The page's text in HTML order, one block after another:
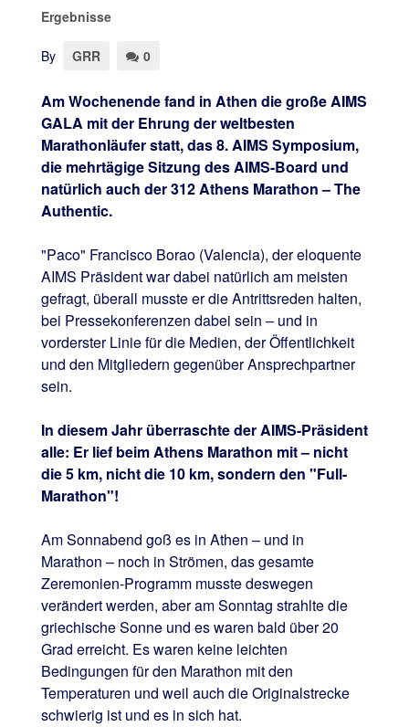
Ergebnisse
By GRR 0
Am Wochenende fand in Athen die große AIMS
GALA mit der Ehrung der weltbesten
Marathonläufer statt, das 8. AIMS Symposium,
die mehrtägige Sitzung des AIMS-Board und
natürlich auch der 312 Athens Marathon – The
Authentic.
"Paco" Francisco Borao (Valencia), der eloquente
AIMS Präsident war dabei natürlich am meisten
gefragt, überall musste er die Antrittsreden halten,
bei Pressekonferenzen dabei sein – und in
vorderster Linie für die Medien, der Öffentlichkeit
und den Mitgliedern gegenüber Ansprechpartner
sein.
In diesem Jahr überraschte der AIMS-Präsident
alle: Er lief beim Athens Marathon mit – nicht
die 5 km, nicht die 10 km, sondern den "Full-
Marathon"!
Am Sonnabend goß es in Athen – und in
Marathon – noch in Strömen, das gesamte
Zeremonien-Programm musste deswegen
verändert werden, aber am Sonntag strahlte die
griechische Sonne und es waren bald über 20
Grad erreicht. Es waren keine leichten
Bedingungen für den Marathon mit den
Temperaturen und weil auch die Originalstrecke
schwierig ist und es in sich hat.